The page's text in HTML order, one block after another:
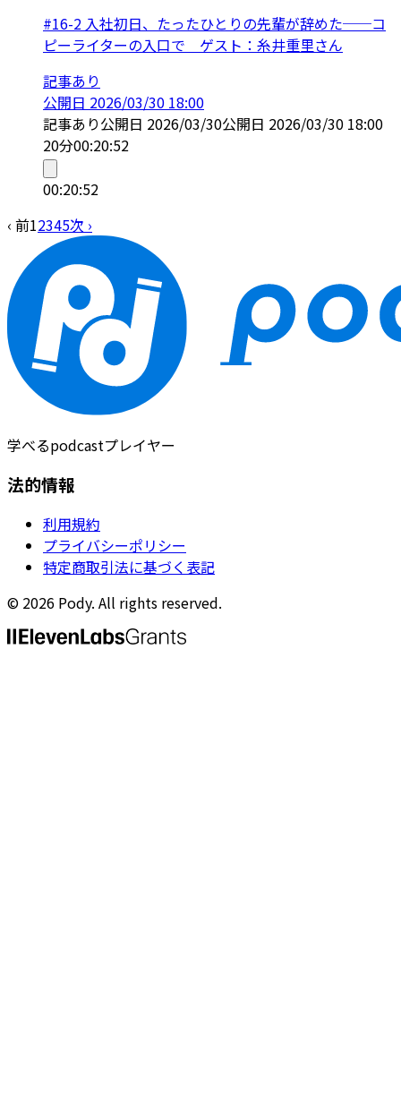
#16-2 入社初日、たったひとりの先輩が辞めた──コ
ピーライターの入口で ゲスト：糸井重里さん
記事あり
公開日 2026/03/30 18:00
記事あり公開日 2026/03/30公開日 2026/03/30 18:00
20分00:20:52
00:20:52
‹ 前12345次 ›
学べるpodcastプレイヤー
法的情報
利用規約
プライバシーポリシー
特定商取引法に基づく表記
© 2026 Pody. All rights reserved.